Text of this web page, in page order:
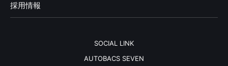
採用情報
SOCIAL LINK
AUTOBACS SEVEN